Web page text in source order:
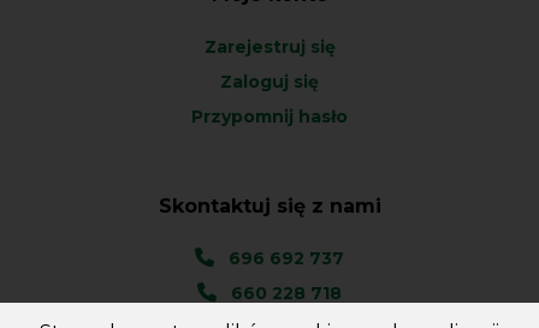
Zarejestruj się
Zaloguj się
Przypomnij hasło
Skontaktuj się z nami
696 692 737
660 228 718